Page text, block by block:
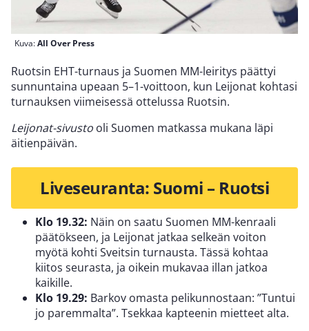
Kuva:All Over Press
Ruotsin EHT-turnaus ja Suomen MM-leiritys päättyi
sunnuntaina upeaan 5–1-voittoon, kun Leijonat kohtasi
turnauksen viimeisessä ottelussa Ruotsin.
Leijonat-sivusto oli Suomen matkassa mukana läpi
äitienpäivän.
Liveseuranta: Suomi – Ruotsi
Klo 19.32: Näin on saatu Suomen MM-kenraali
päätökseen, ja Leijonat jatkaa selkeän voiton
myötä kohti Sveitsin turnausta. Tässä kohtaa
kiitos seurasta, ja oikein mukavaa illan jatkoa
kaikille.
Klo 19.29: Barkov omasta pelikunnostaan: ”Tuntui
jo paremmalta”. Tsekkaa kapteenin mietteet alta.